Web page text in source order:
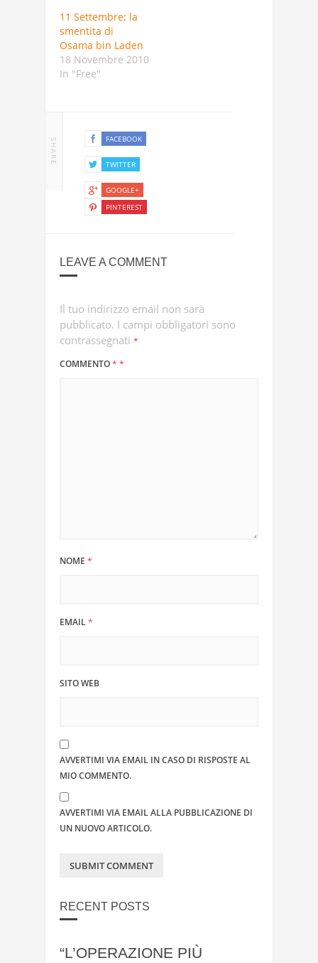
11 Settembre: la
smentita di
Osama bin Laden
18 Novembre 2010
In "Free"
SHARE FACEBOOK
TWITTER
GOOGLE+
PINTEREST
LEAVE A COMMENT
Il tuo indirizzo email non sarà
pubblicato. I campi obbligatori sono
contrassegnati *
COMMENTO* *
NOME *
EMAIL*
SITO WEB
AVVERTIMI VIA EMAIL IN CASO DI RISPOSTE AL
MIO COMMENTO.
AVVERTIMI VIA EMAIL ALLA PUBBLICAZIONE DI
UN NUOVO ARTICOLO.
RECENT POSTS
“L’OPERAZIONE PIÙ